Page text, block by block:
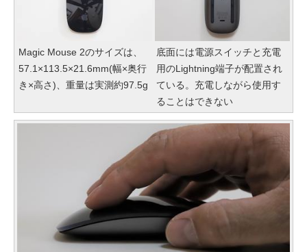
Magic Mouse 2のサイズは、
57.1×113.5×21.6mm(幅×奥行
き×高さ)、重量は実測約97.5g
底面には電源スイッチと充電
用のLightning端子が配置され
ている。充電しながら使用す
ることはできない